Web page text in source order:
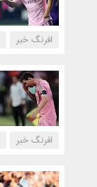
افرنگ خبر
افرنگ خبر